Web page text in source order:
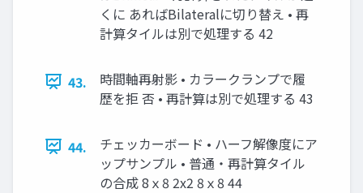
くに あればBilateralに切り替え • 再
計算タイルは別で処理する 42
43.
時間軸再射影 • カラークランプで履
歴を拒 否 • 再計算は別で処理する 43
44.
チェッカーボード • ハーフ解像度にア
ップサンプル • 普通・再計算タイル
の合成 8ｘ8 2x2 8ｘ8 44